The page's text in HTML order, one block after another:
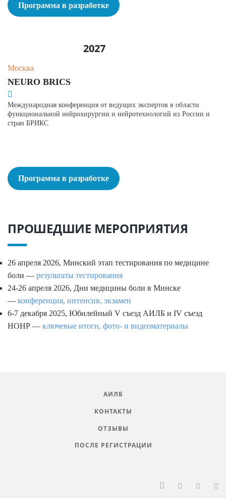
Программа в разработке
2027
Москва
NEURO BRICS
Международная конференция от ведущих экспертов в области
функциональной нейрохирургии и нейротехнологий из России и
стран БРИКС
Программа в разработке
ПРОШЕДШИЕ МЕРОПРИЯТИЯ
26 апреля 2026, Минский этап тестирования по медицине
боли — результаты тестирования
24-26 апреля 2026, Дни медицины боли в Минске
— конференция, интенсив, экзамен
6-7 декабря 2025, Юбилейный V съезд АИЛБ и IV съезд
НОНР — ключевые итоги, фото- и видеоматериалы
АИЛБ
КОНТАКТЫ
ОТЗЫВЫ
ПОСЛЕ РЕГИСТРАЦИИ